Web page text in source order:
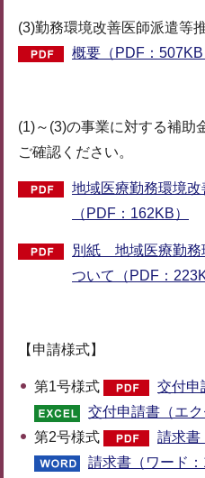
(3)勤務環境改善医師派遣等
概要（PDF：507KB
(1)～(3)の事業に対する補助
ご確認ください。
地域医療勤務環境
（PDF：162KB）
別紙 地域医療勤務
ついて（PDF：
【申請様式】
第1号様式 交付申
交付申請書（エク
第2号様式
請求書
請求書（ワード：